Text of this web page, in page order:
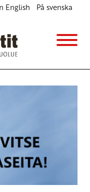
English På svenska